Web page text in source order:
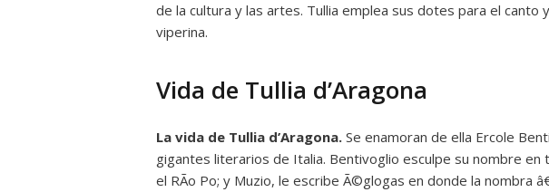
de la cultura y las artes. Tullia emplea sus dotes para el canto
viperina.
Vida de Tullia d’Aragona
La vida de Tullia d’Aragona. Se enamoran de ella Ercole
gigantes literarios de Italia. Bentivoglio esculpe su nombre en
el RÃ­o Po; y Muzio, le escribe Ã©glogas en donde la nombra